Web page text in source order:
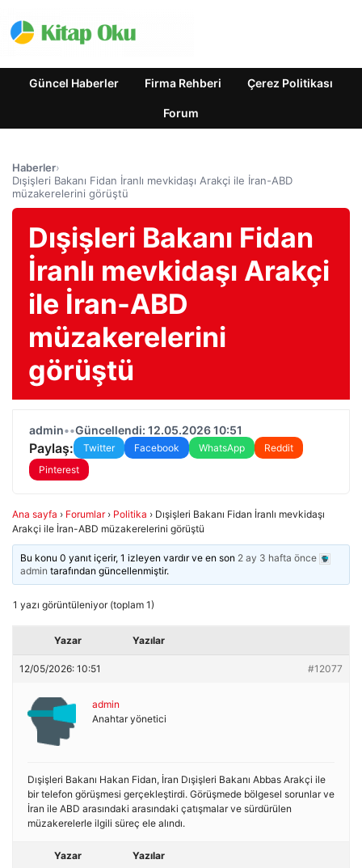
Güncel Haberler Firma Rehberi Çerez Politikası
Forum
Haberler›
Dışişleri Bakanı Fidan İranlı mevkidaşı Arakçi ile İran-ABD
müzakerelerini görüştü
Dışişleri Bakanı Fidan
İranlı mevkidaşı Arakçi
ile İran-ABD
müzakerelerini
görüştü
admin••Güncellendi: 12.05.2026 10:51
Paylaş: Twitter Facebook WhatsApp
Reddit
Pinterest
Ana sayfa › Forumlar › Politika › Dışişleri Bakanı Fidan İranlı mevkidaşı
Arakçi ile İran-ABD müzakerelerini görüştü
Bu konu 0 yanıt içerir, 1 izleyen vardır ve en son 2 ay 3 hafta önce
admin tarafından güncellenmiştir.
1 yazı görüntüleniyor (toplam 1)
Yazar Yazılar
12/05/2026: 10:51 #12077
admin
Anahtar yönetici
Dışişleri Bakanı Hakan Fidan, İran Dışişleri Bakanı Abbas Arakçi ile
bir telefon görüşmesi gerçekleştirdi. Görüşmede bölgesel sorunlar ve
İran ile ABD arasındaki arasındaki çatışmalar ve sürdürülen
müzakerelerle ilgili süreç ele alındı.
Yazar Yazılar